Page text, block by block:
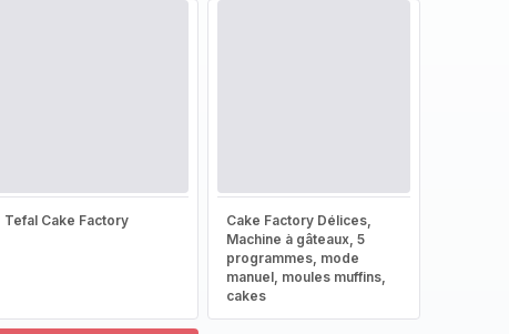
Tefal Cake Factory
Cake Factory Délices,
Machine à gâteaux, 5
programmes, mode
manuel, moules muffins,
cakes